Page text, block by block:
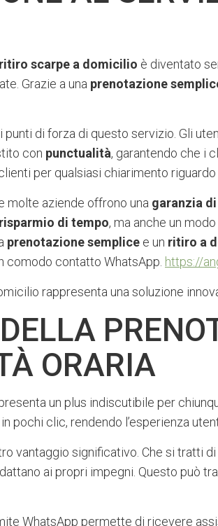
scarpe a domicilio è diventato
Grazie a una prenotazione
punti di forza di questo servizio. Gli
con punctualità, garantendo che i
per qualsiasi chiarimento riguardo
molte aziende offrono una garanzia
risparmio di tempo, ma anche un
prenotazione semplice e un ritiro a
comodo contatto WhatsApp. https://
rappresenta una soluzione
ORARIA
un plus indiscutibile per
pochi clic, rendendo l’esperienza
vantaggio significativo. Che si tratti
ai propri impegni. Questo può
WhatsApp permette di ricevere